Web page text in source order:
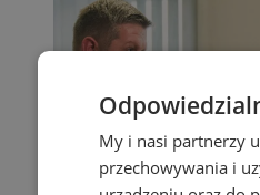
My i nasi partnerzy
przechowywania i